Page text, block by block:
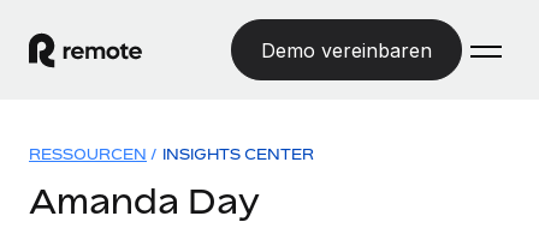
Demo vereinbaren
RESSOURCEN / INSIGHTS CENTER
Amanda Day